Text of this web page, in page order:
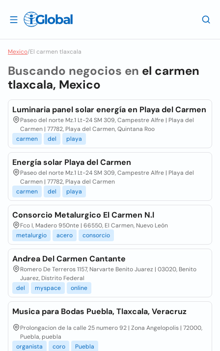
Mexico/El carmen tlaxcala
Buscando negocios en el carmen
tlaxcala, Mexico
Luminaria panel solar energía en Playa del Carmen
Paseo del norte Mz.1 Lt-24 SM 309, Campestre Alfre | Playa del
Carmen | 77782, Playa del Carmen, Quintana Roo
carmen
del playa
Energía solar Playa del Carmen
Paseo del norte Mz.1 Lt-24 SM 309, Campestre Alfre | Playa del
Carmen | 77782, Playa del Carmen
carmen
del playa
Consorcio Metalurgico El Carmen N.l
Fco I, Madero 950nte | 66550, El Carmen, Nuevo León
metalurgio
acero consorcio
Andrea Del Carmen Cantante
Romero De Terreros 1157, Narvarte Benito Juarez | 03020, Benito
Juarez, Distrito Federal
del
myspace online
Musica para Bodas Puebla, Tlaxcala, Veracruz
Prolongacion de la calle 25 numero 92 | Zona Angelopolis | 72000,
Puebla, puebla
organista
coro Puebla